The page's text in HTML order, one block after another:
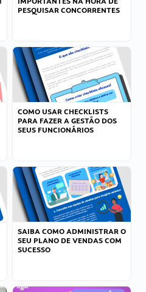
PESQUISAR CONCORRENTES
COMO USAR CHECKLISTS
PARA FAZER A GESTÃO DOS
SEUS FUNCIONÁRIOS
SAIBA COMO ADMINISTRAR O
SEU PLANO DE VENDAS COM
SUCESSO